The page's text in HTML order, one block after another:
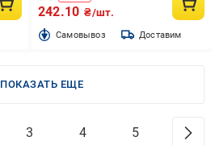
242.10 ₴/шт.
Cамовывоз Доставим
ПОКАЗАТЬ ЕЩЕ
3 4 5